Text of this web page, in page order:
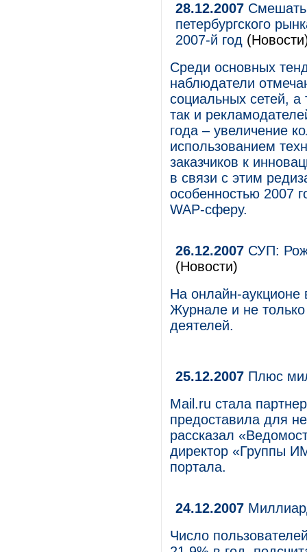
28.12.2007
петербургского
2007-й год
Среди основных
наблюдатели
социальных сетей, а
так и
года – увеличение
использованием
заказчиков к
в связи с этим
особенностью 2007
WAP-сферу.
26.12.2007 СУП:
(Новости)
На онлайн-
Журнале и не
деятелей.
25.12.2007 Плюс
Mail.ru стала
предоставила для
рассказал
директор «Группы
портала.
24.12.2007
Число